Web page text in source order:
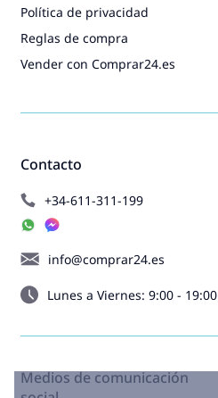
Contacto
+34-611-311-199
info@comprar24.es
Lunes a Viernes: 9:00 - 19:00
Política de privacidad
Reglas de compra
Vender con Comprar24.es
Medios de comunicación